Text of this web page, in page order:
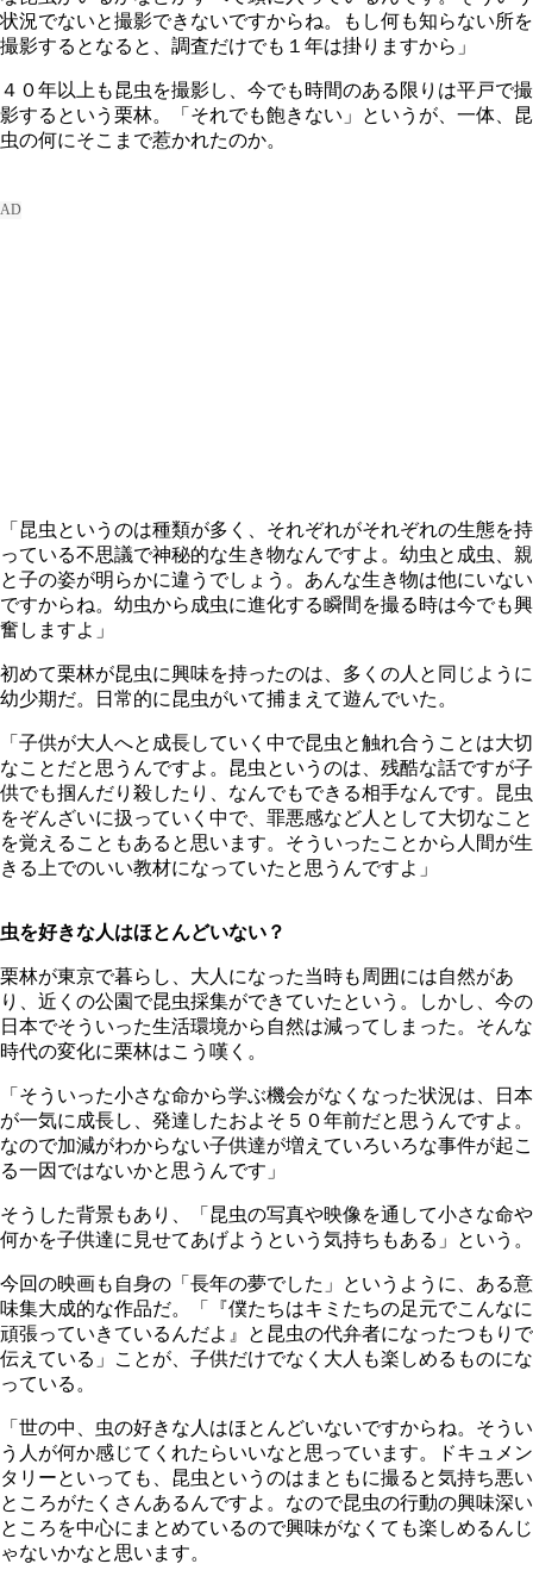
状況でないと撮影できないですからね。もし何も知らない所を
撮影するとなると、調査だけでも１年は掛りますから」
４０年以上も昆虫を撮影し、今でも時間のある限りは平戸で撮
影するという栗林。「それでも飽きない」というが、一体、昆
虫の何にそこまで惹かれたのか。
「昆虫というのは種類が多く、それぞれがそれぞれの生態を持
っている不思議で神秘的な生き物なんですよ。幼虫と成虫、親
と子の姿が明らかに違うでしょう。あんな生き物は他にいない
ですからね。幼虫から成虫に進化する瞬間を撮る時は今でも興
奮しますよ」
初めて栗林が昆虫に興味を持ったのは、多くの人と同じように
幼少期だ。日常的に昆虫がいて捕まえて遊んでいた。
「子供が大人へと成長していく中で昆虫と触れ合うことは大切
なことだと思うんですよ。昆虫というのは、残酷な話ですが子
供でも掴んだり殺したり、なんでもできる相手なんです。昆虫
をぞんざいに扱っていく中で、罪悪感など人として大切なこと
を覚えることもあると思います。そういったことから人間が生
きる上でのいい教材になっていたと思うんですよ」
虫を好きな人はほとんどいない？
栗林が東京で暮らし、大人になった当時も周囲には自然があ
り、近くの公園で昆虫採集ができていたという。しかし、今の
日本でそういった生活環境から自然は減ってしまった。そんな
時代の変化に栗林はこう嘆く。
「そういった小さな命から学ぶ機会がなくなった状況は、日本
が一気に成長し、発達したおよそ５０年前だと思うんですよ。
なので加減がわからない子供達が増えていろいろな事件が起こ
る一因ではないかと思うんです」
そうした背景もあり、「昆虫の写真や映像を通して小さな命や
何かを子供達に見せてあげようという気持ちもある」という。
今回の映画も自身の「長年の夢でした」というように、ある意
味集大成的な作品だ。「『僕たちはキミたちの足元でこんなに
頑張っていきているんだよ』と昆虫の代弁者になったつもりで
伝えている」ことが、子供だけでなく大人も楽しめるものにな
っている。
「世の中、虫の好きな人はほとんどいないですからね。そうい
う人が何か感じてくれたらいいなと思っています。ドキュメン
タリーといっても、昆虫というのはまともに撮ると気持ち悪い
ところがたくさんあるんですよ。なので昆虫の行動の興味深い
ところを中心にまとめているので興味がなくても楽しめるんじ
ゃないかなと思います。